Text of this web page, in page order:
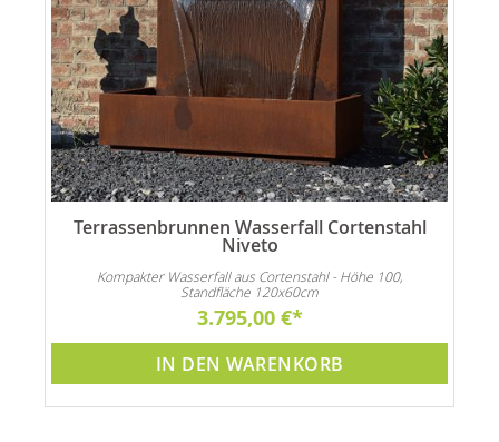
Terrassenbrunnen Wasserfall Cortenstahl
Niveto
Kompakter Wasserfall aus Cortenstahl - Höhe 100,
Standfläche 120x60cm
3.795,00 €
IN DEN WARENKORB